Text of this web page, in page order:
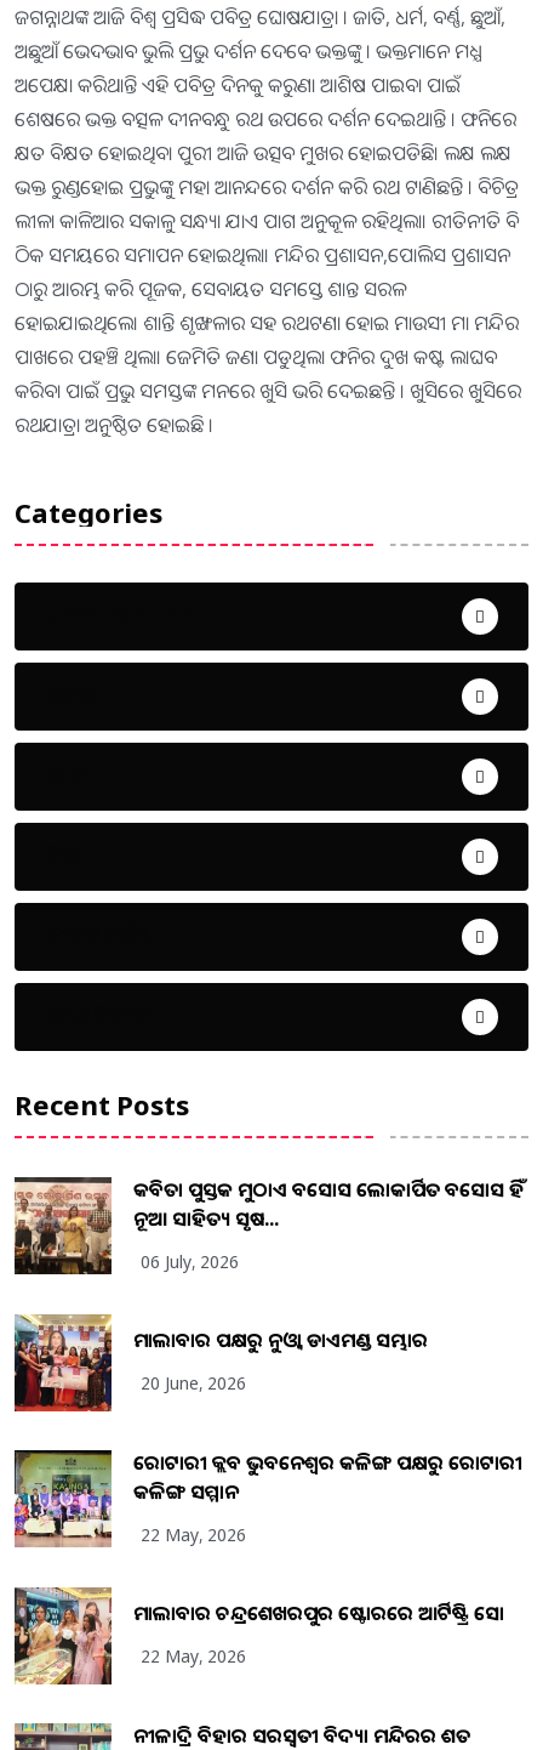
ଜଗନ୍ନାଥଙ୍କ ଆଜି ବିଶ୍ବ ପ୍ରସିଦ୍ଧ ପବିତ୍ର ଘୋଷଯାତ୍ରା । ଜାତି, ଧର୍ମ, ବର୍ଣ୍ଣ, ଛୁଆଁ,
ଅଛୁଆଁ ଭେଦଭାବ ଭୁଲି ପ୍ରଭୁ ଦର୍ଶନ ଦେବେ ଭକ୍ତଙ୍କୁ । ଭକ୍ତମାନେ ମଧ୍ଯ
ଅପେକ୍ଷା କରିଥାନ୍ତି ଏହି ପବିତ୍ର ଦିନକୁ କରୁଣା ଆଶିଷ ପାଇବା ପାଇଁ
ଶେଷରେ ଭକ୍ତ ବତ୍ସଳ ଦୀନବନ୍ଧୁ ରଥ ଉପରେ ଦର୍ଶନ ଦେଇଥାନ୍ତି । ଫନିରେ
କ୍ଷତ ବିକ୍ଷତ ହୋଇଥିବା ପୁରୀ ଆଜି ଉତ୍ସବ ମୁଖର ହୋଇପଡିଛି। ଲକ୍ଷ ଲକ୍ଷ
ଭକ୍ତ ରୁଣ୍ଡହୋଇ ପ୍ରଭୁଙ୍କୁ ମହା ଆନନ୍ଦରେ ଦର୍ଶନ କରି ରଥ ଟାଣିଛନ୍ତି । ବିଚିତ୍ର
ଲୀଳା କାଳିଆର ସକାଳୁ ସନ୍ଧ୍ୟା ଯାଏ ପାଗ ଅନୁକୂଳ ରହିଥିଲା। ରୀତିନୀତି ବି
ଠିକ ସମୟରେ ସମାପନ ହୋଇଥିଲା। ମନ୍ଦିର ପ୍ରଶାସନ,ପୋଲିସ ପ୍ରଶାସନ
ଠାରୁ ଆରମ୍ଭ କରି ପୂଜକ, ସେବାୟତ ସମସ୍ତେ ଶାନ୍ତ ସରଳ
ହୋଇଯାଇଥିଲେ। ଶାନ୍ତି ଶୃଙ୍ଖଳାର ସହ ରଥଟଣା ହୋଇ ମାଉସୀ ମା ମନ୍ଦିର
ପାଖରେ ପହଞ୍ଚି ଥିଲା। ଜେମିତି ଜଣା ପଡୁଥିଲା ଫନିର ଦୁଖ କଷ୍ଟ ଲାଘବ
କରିବା ପାଇଁ ପ୍ରଭୁ ସମସ୍ତଙ୍କ ମନରେ ଖୁସି ଭରି ଦେଇଛନ୍ତି । ଖୁସିରେ ଖୁସିରେ
ରଥଯାତ୍ରା ଅନୁଷ୍ଠିତ ହୋଇଛି ।
Categories
Recent Posts
କବିତା ପୁସ୍ତକ ମୁଠାଏ ଅବସୋସ ଲୋକାର୍ପିତ ଅବସୋସ ହିଁ
ନୂଆ ସାହିତ୍ୟ ସୃଷ...
06 July, 2026
ମାଲାବାର ପକ୍ଷରୁ ନୁଓ୍ବା ଡାଏମଣ୍ଡ ସମ୍ଭାର
20 June, 2026
ରୋଟାରୀ କ୍ଲବ ଭୁବନେଶ୍ୱର କଳିଙ୍ଗ ପକ୍ଷରୁ ରୋଟାରୀ
କଳିଙ୍ଗ ସମ୍ମାନ
22 May, 2026
ମାଲାବାର ଚନ୍ଦ୍ରଶେଖରପୁର ଷ୍ଟୋରରେ ଆର୍ଟିଷ୍ଟ୍ରି ସୋ
22 May, 2026
ନୀଳାଦ୍ରି ବିହାର ସରସ୍ୱତୀ ବିଦ୍ୟା ମନ୍ଦିରର ଶତ